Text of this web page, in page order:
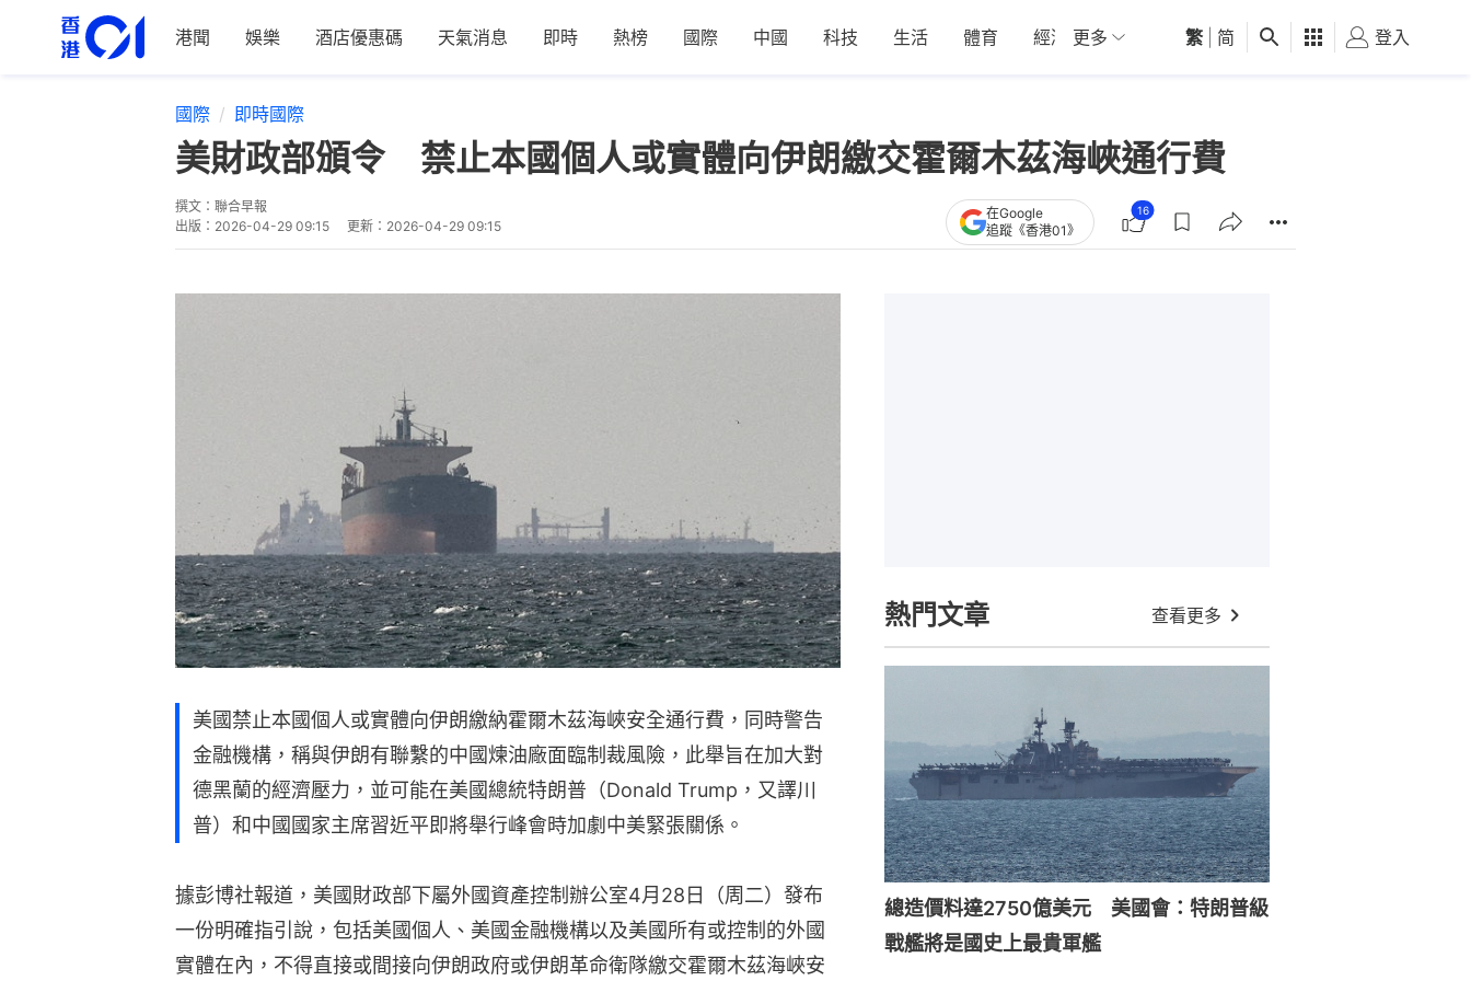
港聞 娛樂 酒店優惠碼 天氣消息 即時 熱榜 國際 中國 科技 生活 體育 經濟 01深圳 觀點 健康 好食玩飛
更多 繁 简 登入
國際 即時國際
美財政部頒令 禁止本國個人或實體向伊朗繳交霍爾木茲海峽通行費
撰文： 聯合早報
出版： 2026-04-29 09:15 更新： 2026-04-29 09:15
在Google
追蹤《香港01》
16
美國禁止本國個人或實體向伊朗繳納霍爾木茲海峽安全通行費，同時警告
金融機構，稱與伊朗有聯繫的中國煉油廠面臨制裁風險，此舉旨在加大對
德黑蘭的經濟壓力，並可能在美國總統特朗普（Donald Trump，又譯川
普）和中國國家主席習近平即將舉行峰會時加劇中美緊張關係。
據彭博社報道，美國財政部下屬外國資產控制辦公室4月28日（周二）發布
一份明確指引說，包括美國個人、美國金融機構以及美國所有或控制的外國
實體在內，不得直接或間接向伊朗政府或伊朗革命衛隊繳交霍爾木茲海峽安
熱門文章 查看更多
總造價料達2750億美元 美國會：特朗普級
戰艦將是國史上最貴軍艦